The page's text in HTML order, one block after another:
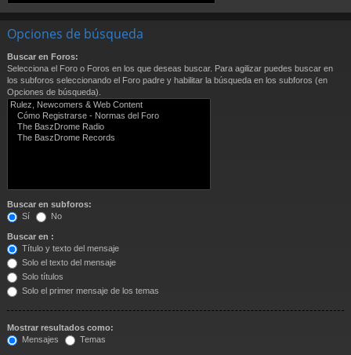
Opciones de búsqueda
Buscar en Foros:
Selecciona el Foro o Foros en los que deseas buscar. Para agilizar puedes buscar en
los subforos seleccionando el Foro padre y habilitar la búsqueda en los subforos (en
Opciones de búsqueda).
Buscar en subforos:
Sí
No
Buscar en :
Título y texto del mensaje
Solo el texto del mensaje
Solo títulos
Solo el primer mensaje de los temas
Mostrar resultados como:
Mensajes
Temas